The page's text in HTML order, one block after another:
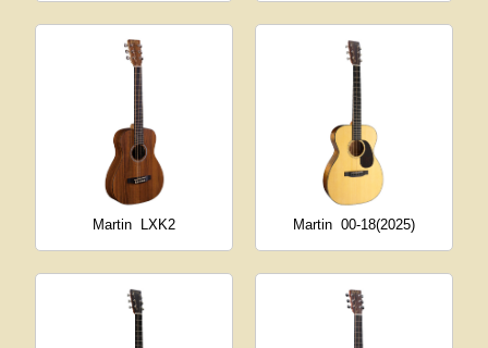
Martin LXK2 Martin 00-18(2025)